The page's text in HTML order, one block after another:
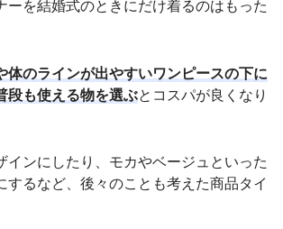
ーを結婚式のときにだけ着るのはもった
体のラインが出やすいワンピースの下に
段も使える物を選ぶとコスパが良くなり
インにしたり、モカやベージュといった
するなど、後々のことも考えた商品タイ